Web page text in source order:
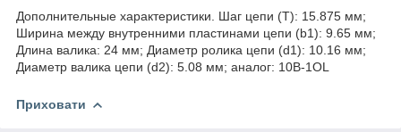
Дополнительные характеристики. Шаг цепи (T): 15.875 мм;
Ширина между внутренними пластинами цепи (b1): 9.65 мм;
Длина валика: 24 мм; Диаметр ролика цепи (d1): 10.16 мм;
Диаметр валика цепи (d2): 5.08 мм; аналог: 10B-1OL
Приховати